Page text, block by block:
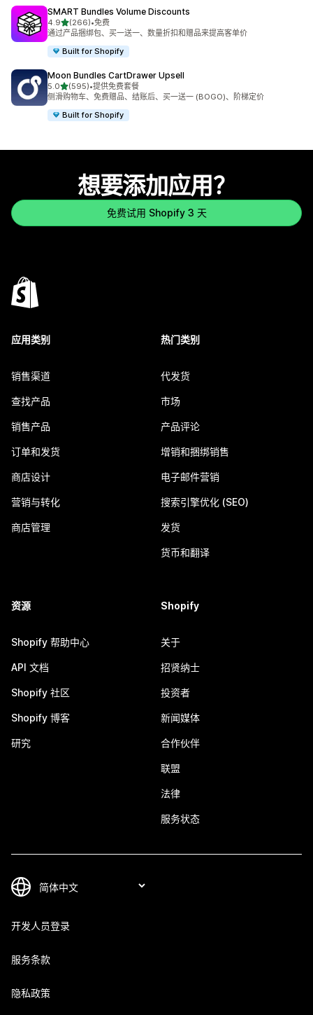
SMART Bundles Volume Discounts
4.9星（满分 5 星）
(266)
总共 266 条评论
•免费
通过产品捆绑包、买一送一、数量折扣和赠品来提高客单价
Built for Shopify
Moon Bundles CartDrawer Upsell
5.0星（满分 5 星）
(595)
总共 595 条评论
•提供免费套餐
侧滑购物车、免费赠品、结账后、买一送一 (BOGO)、阶梯定价
Built for Shopify
想要添加应用？
免费试用 Shopify 3 天
应用类别
销售渠道
查找产品
销售产品
订单和发货
商店设计
营销与转化
商店管理
热门类别
代发货
市场
产品评论
增销和捆绑销售
电子邮件营销
搜索引擎优化 (SEO)
发货
货币和翻译
资源
Shopify 帮助中心
API 文档
Shopify 社区
Shopify 博客
研究
Shopify
关于
招贤纳士
投资者
新闻媒体
合作伙伴
联盟
法律
服务状态
开发人员登录
服务条款
隐私政策